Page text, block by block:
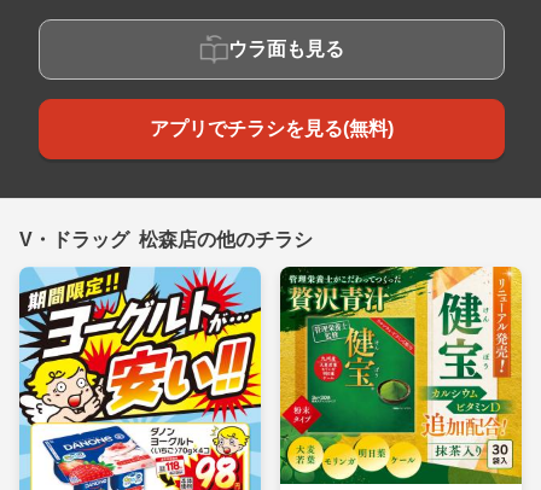
ウラ面も見る
アプリでチラシを見る(無料)
V・ドラッグ 松森店の他のチラシ